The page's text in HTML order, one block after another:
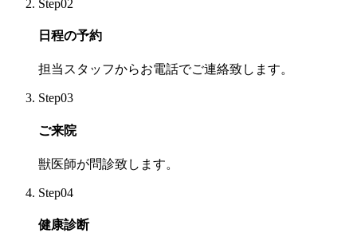
Step02
日程の予約
担当スタッフからお電話でご連絡致します。
Step03
ご来院
獣医師が問診致します。
Step04
健康診断